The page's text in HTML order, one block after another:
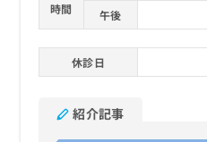
時間
午後
休診日
紹介記事